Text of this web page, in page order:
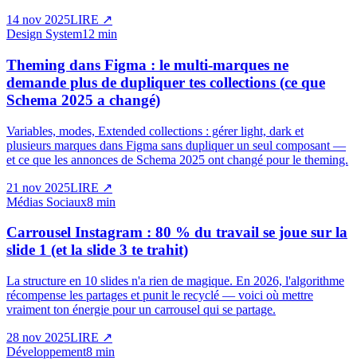
14 nov 2025LIRE ↗
Design System12 min
Theming dans Figma : le multi-marques ne
demande plus de dupliquer tes collections (ce que
Schema 2025 a changé)
Variables, modes, Extended collections : gérer light, dark et
plusieurs marques dans Figma sans dupliquer un seul composant —
et ce que les annonces de Schema 2025 ont changé pour le theming.
21 nov 2025LIRE ↗
Médias Sociaux8 min
Carrousel Instagram : 80 % du travail se joue sur la
slide 1 (et la slide 3 te trahit)
La structure en 10 slides n'a rien de magique. En 2026, l'algorithme
récompense les partages et punit le recyclé — voici où mettre
vraiment ton énergie pour un carrousel qui se partage.
28 nov 2025LIRE ↗
Développement8 min